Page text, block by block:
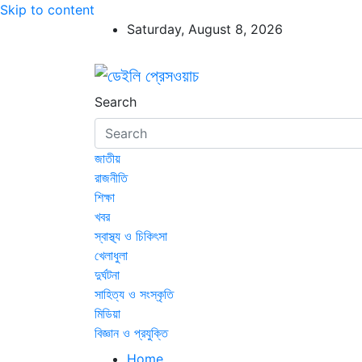
Skip to content
Saturday, August 8, 2026
ডেইলি প্রেসওয়াচ
ডেইলি প্রেসওয়াচ মুক্তিযুদ্ধের চেতনায় উদ্বুদ্ধ
Search
জাতীয়
রাজনীতি
শিক্ষা
খবর
স্বাস্থ্য ও চিকিৎসা
খেলাধুলা
দুর্ঘটনা
সাহিত্য ও সংস্কৃতি
মিডিয়া
বিজ্ঞান ও প্রযুক্তি
Home